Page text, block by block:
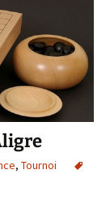
, Tournoi